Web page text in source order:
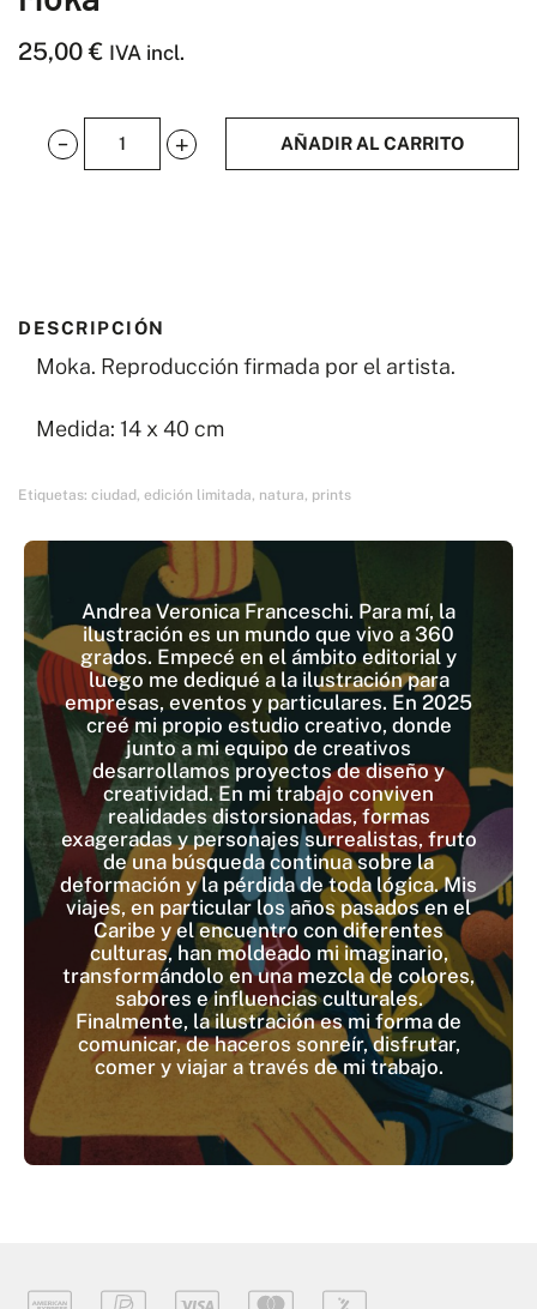
25,00€ IVA incl.
Moka
AÑADIR AL CARRITO
DESCRIPCIÓN
Moka. Reproducción firmada por el artista.
Medida: 14 x 40 cm
Etiquetas: ciudad, edición limitada, natura, prints
Andrea Veronica Franceschi. Para mí, la
ilustración es un mundo que vivo a 360
grados. Empecé en el ámbito editorial y
luego me dediqué a la ilustración para
empresas, eventos y particulares. En 2025
creé mi propio estudio creativo, donde
junto a mi equipo de creativos
desarrollamos proyectos de diseño y
creatividad. En mi trabajo conviven
realidades distorsionadas, formas
exageradas y personajes surrealistas, fruto
de una búsqueda continua sobre la
deformación y la pérdida de toda lógica. Mis
viajes, en particular los años pasados en el
Caribe y el encuentro con diferentes
culturas, han moldeado mi imaginario,
transformándolo en una mezcla de colores,
sabores e influencias culturales.
Finalmente, la ilustración es mi forma de
comunicar, de haceros sonreír, disfrutar,
comer y viajar a través de mi trabajo.